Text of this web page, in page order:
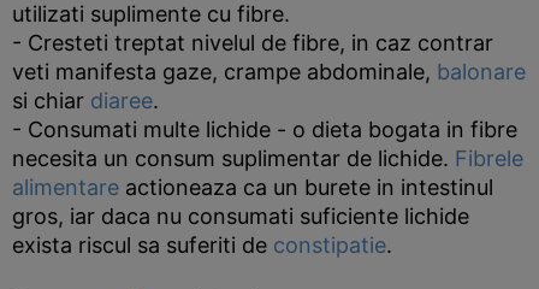
utilizati suplimente cu fibre.
- Cresteti treptat nivelul de fibre, in caz contrar
veti manifesta gaze, crampe abdominale, balonare
si chiar diaree.
- Consumati multe lichide - o dieta bogata in fibre
necesita un consum suplimentar de lichide. Fibrele
alimentare actioneaza ca un burete in intestinul
gros, iar daca nu consumati suficiente lichide
exista riscul sa suferiti de constipatie.